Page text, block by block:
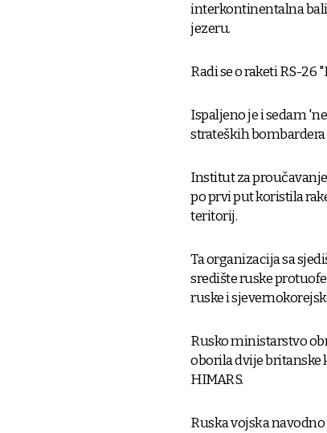
interkontinentalna
jezeru.
Radi se o raketi RS-26
Ispaljeno je i sedam
strateških bombardera
Institut za
po prvi put koristila
teritorij.
Ta organizacija sa
središte ruske
ruske i
Rusko ministarstvo
oborila dvije britanske
HIMARS.
Ruska vojska